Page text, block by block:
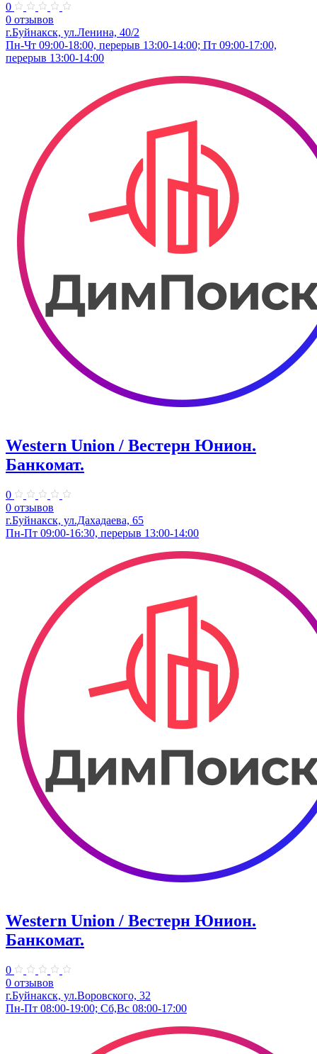
0
0 отзывов
г.Буйнакск, ул.Ленина, 40/2
Пн-Чт 09:00-18:00, перерыв 13:00-14:00; Пт 09:00-17:00,
перерыв 13:00-14:00
Western Union / Вестерн Юнион.
Банкомат.
0
0 отзывов
г.Буйнакск, ул.Дахадаева, 65
Пн-Пт 09:00-16:30, перерыв 13:00-14:00
Western Union / Вестерн Юнион.
Банкомат.
0
0 отзывов
г.Буйнакск, ул.Воровского, 32
Пн-Пт 08:00-19:00; Сб,Вс 08:00-17:00